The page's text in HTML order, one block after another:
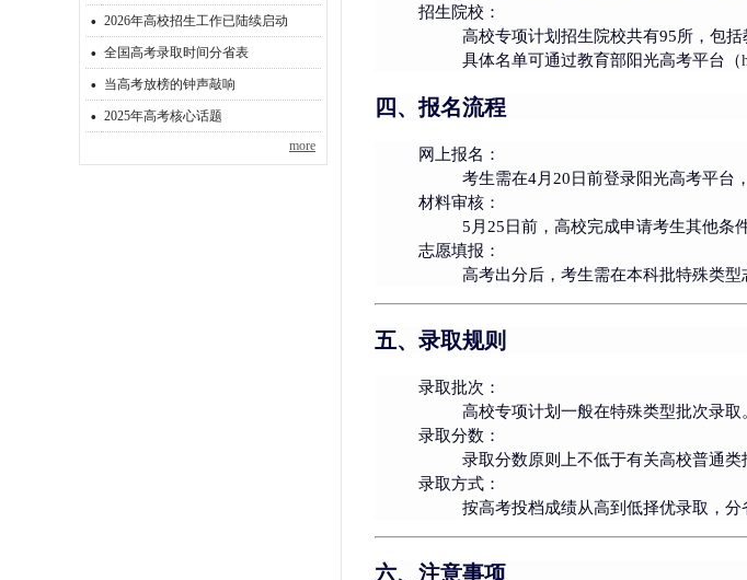
· 2026年高校招生工作已陆续启动
· 全国高考录取时间分省表
· 当高考放榜的钟声敲响
· 2025年高考核心话题
more
招生院校 ：
高校专项计划招生院校共有95所 ，包
具体名单可通过教育部阳光高考平台（
四、报名流程
网上报名 ：
考生需在4月20日前登录阳光高考平台
材料审核 ：
5月25日前，高校完成申请考生其他条
志愿填报 ：
高考出分后，考生需在本科批特殊类型
五、录取规则
录取批次 ：
高校专项计划一般在特殊类型批次录取
录取分数 ：
录取分数原则上不低于有关高校普通类
录取方式 ：
按高考投档成绩从高到低择优录取，分
六、注意事项